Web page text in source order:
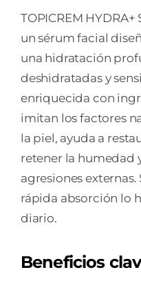
TOPICREM
un sérum facial
una hidratación
deshidratadas y
enriquecida con
imitan los factores
la piel, ayuda a
retener la humedad
agresiones
rápida absorción lo
diario.
Beneficios